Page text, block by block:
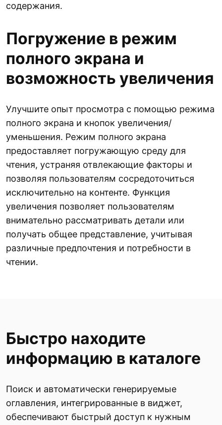
содержания.
Погружение в режим
полного экрана и
возможность увеличения
Улучшите опыт просмотра с помощью режима
полного экрана и кнопок увеличения/
уменьшения. Режим полного экрана
предоставляет погружающую среду для
чтения, устраняя отвлекающие факторы и
позволяя пользователям сосредоточиться
исключительно на контенте. Функция
увеличения позволяет пользователям
внимательно рассматривать детали или
получать общее представление, учитывая
различные предпочтения и потребности в
чтении.
Быстро находите
информацию в каталоге
Поиск и автоматически генерируемые
оглавления, интегрированные в виджет,
обеспечивают быстрый доступ к нужным